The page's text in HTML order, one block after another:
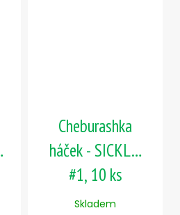
Cheburashka
háček - SICKLE,
#1, 10 ks
Skladem